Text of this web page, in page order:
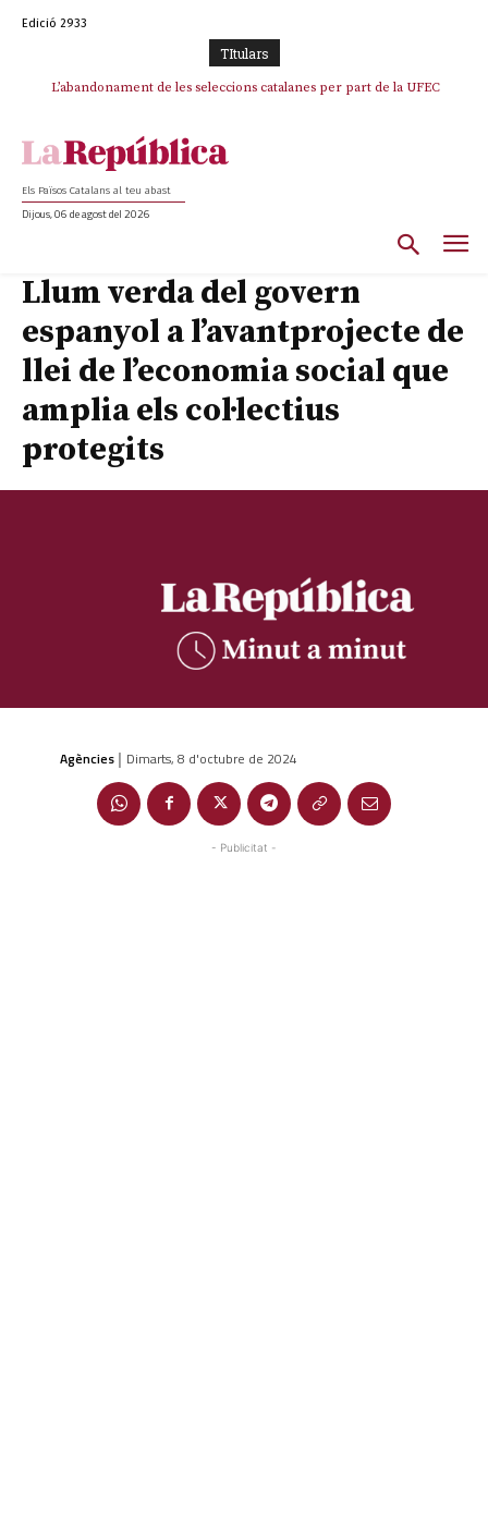
Edició 2933
TItulars
L’abandonament de les seleccions catalanes per part de la UFEC
Els Països Catalans al teu abast
Dijous, 06 de agost del 2026
Llum verda del govern
espanyol a l’avantprojecte de
llei de l’economia social que
amplia els col·lectius
protegits
Agències | Dimarts, 8 d'octubre de 2024
- Publicitat -